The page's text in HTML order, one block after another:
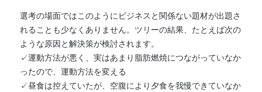
選考の場面ではこのようにビジネスと関係ない題材が出題さ
れることも少なくありません。ツリーの結果、たとえば次の
ような原因と解決策が検討されます。
✓運動方法が悪く、実はあまり脂肪燃焼につながっていなか
ったので、運動方法を変える
✓昼食は控えていたが、空腹により夕食を我慢できていなか